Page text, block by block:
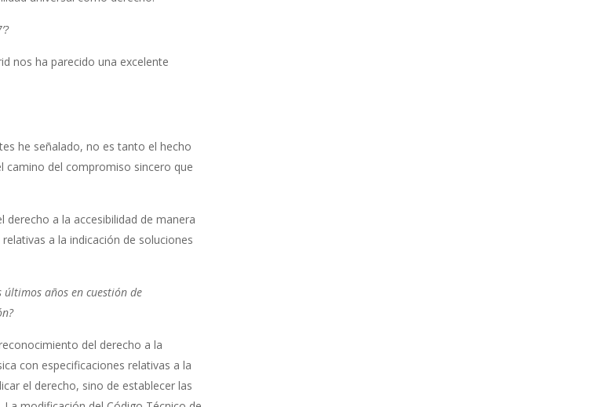
nos ha parecido una excelente
he señalado, no es tanto el hecho
camino del compromiso sincero que
a la accesibilidad de manera
a la indicación de soluciones
últimos años en cuestión de
del derecho a la
con especificaciones relativas a la
el derecho, sino de establecer las